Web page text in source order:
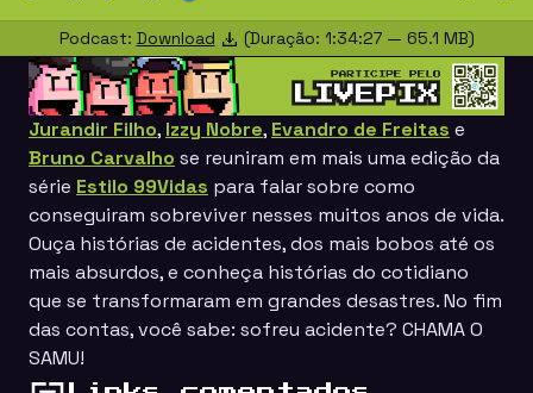
RestartRewind
10s
PlayForward
10s
Mute
Podcast: Download (Duração: 1:34:27 — 65.1 MB)
Jurandir Filho, Izzy Nobre, Evandro de Freitas e
Bruno Carvalho se reuniram em mais uma edição da
série Estilo 99Vidas para falar sobre como
conseguiram sobreviver nesses muitos anos de vida.
Ouça histórias de acidentes, dos mais bobos até os
mais absurdos, e conheça histórias do cotidiano
que se transformaram em grandes desastres. No fim
das contas, você sabe: sofreu acidente? CHAMA O
SAMU!